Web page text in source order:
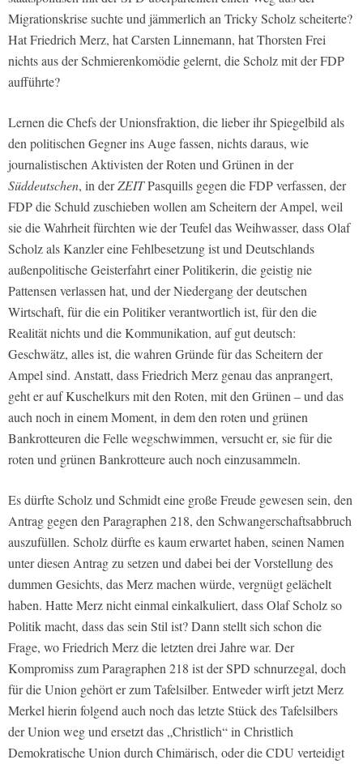
Migrationskrise suchte und jämmerlich an Tricky Scholz scheiterte?
Hat Friedrich Merz, hat Carsten Linnemann, hat Thorsten Frei
nichts aus der Schmierenkomödie gelernt, die Scholz mit der FDP
aufführte?
Lernen die Chefs der Unionsfraktion, die lieber ihr Spiegelbild als
den politischen Gegner ins Auge fassen, nichts daraus, wie
journalistischen Aktivisten der Roten und Grünen in der
Süddeutschen, in derZEITPasquills gegen die FDP verfassen, der
FDP die Schuld zuschieben wollen am Scheitern der Ampel, weil
sie die Wahrheit fürchten wie der Teufel das Weihwasser, dass Olaf
Scholz als Kanzler eine Fehlbesetzung ist und Deutschlands
außenpolitische Geisterfahrt einer Politikerin, die geistig nie
Pattensen verlassen hat, und der Niedergang der deutschen
Wirtschaft, für die ein Politiker verantwortlich ist, für den die
Realität nichts und die Kommunikation, auf gut deutsch:
Geschwätz, alles ist, die wahren Gründe für das Scheitern der
Ampel sind. Anstatt, dass Friedrich Merz genau das anprangert,
geht er auf Kuschelkurs mit den Roten, mit den Grünen – und das
auch noch in einem Moment, in dem den roten und grünen
Bankrotteuren die Felle wegschwimmen, versucht er, sie für die
roten und grünen Bankrotteure auch noch einzusammeln.
Es dürfte Scholz und Schmidt eine große Freude gewesen sein, den
Antrag gegen den Paragraphen 218, den Schwangerschaftsabbruch
auszufüllen. Scholz dürfte es kaum erwartet haben, seinen Namen
unter diesen Antrag zu setzen und dabei bei der Vorstellung des
dummen Gesichts, das Merz machen würde, vergnügt gelächelt
haben. Hatte Merz nicht einmal einkalkuliert, dass Olaf Scholz so
Politik macht, dass das sein Stil ist? Dann stellt sich schon die
Frage, wo Friedrich Merz die letzten drei Jahre war. Der
Kompromiss zum Paragraphen 218 ist der SPD schnurzegal, doch
für die Union gehört er zum Tafelsilber. Entweder wirft jetzt Merz
Merkel hierin folgend auch noch das letzte Stück des Tafelsilbers
der Union weg und ersetzt das „Christlich“ in Christlich
Demokratische Union durch Chimärisch, oder die CDU verteidigt